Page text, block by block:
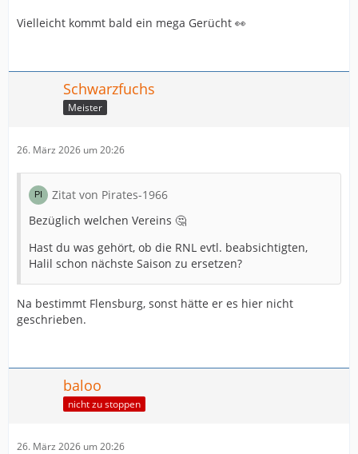
Vielleicht kommt bald ein mega Gerücht 👀
Schwarzfuchs
Meister
26. März 2026 um 20:26
Zitat von Pirates-1966
Bezüglich welchen Vereins 🤔
Hast du was gehört, ob die RNL evtl. beabsichtigten,
Halil schon nächste Saison zu ersetzen?
Na bestimmt Flensburg, sonst hätte er es hier nicht
geschrieben.
baloo
nicht zu stoppen
26. März 2026 um 20:26